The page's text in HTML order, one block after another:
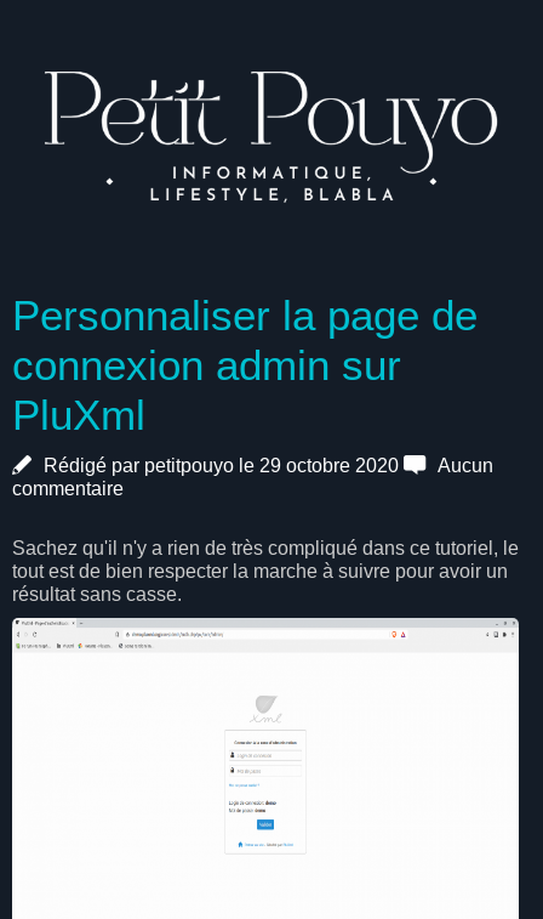
Personnaliser la page de
connexion admin sur
PluXml
Rédigé par petitpouyo le 29 octobre 2020
Aucun
commentaire
Sachez qu'il n'y a rien de très compliqué dans ce tutoriel, le
tout est de bien respecter la marche à suivre pour avoir un
résultat sans casse.